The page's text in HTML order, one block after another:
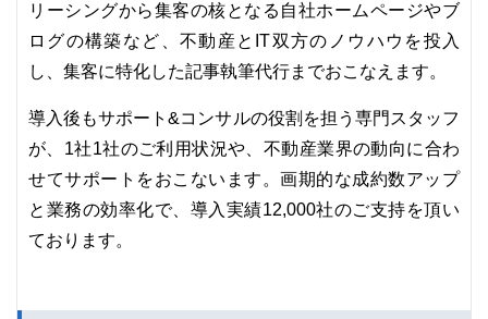
リーシングから集客の核となる自社ホームページやブ
ログの構築など、不動産とIT双方のノウハウを投入
し、集客に特化した記事執筆代行までおこなえます。
導入後もサポート&コンサルの役割を担う専門スタッフ
が、1社1社のご利用状況や、不動産業界の動向に合わ
せてサポートをおこないます。画期的な成約数アップ
と業務の効率化で、導入実績12,000社のご支持を頂い
ております。